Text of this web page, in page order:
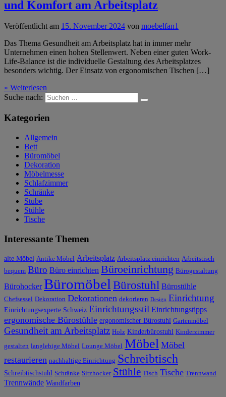
und Komfort am Arbeitsplatz
Veröffentlicht am 15. November 2024 von moebelfan1
Das Thema Gesundheit am Arbeitsplatz hat in immer mehr
Unternehmen einen hohen Stellenwert. Neben einer guten Work-
Life-Balance ist die individuelle Gestaltung des Arbeitsplatzes
besonders wichtig. Der Einsatz von ergonomischen Tischen […]
» Weiterlesen
Suche nach:
Kategorien
Allgemein
Bett
Büromöbel
Dekoration
Möbelmesse
Schlafzimmer
Schränke
Stube
Stühle
Tische
Interessante Themen
alte Möbel Antike Möbel Arbeitsplatz Arbeitsplatz einrichten Arbeitstisch
bequem Büro Büro einrichten Büroeinrichtung Bürogestaltung
Bürohocker Büromöbel Bürostuhl Bürostühle
Chefsessel Dekoration Dekorationen dekorieren Design Einrichtung
Einrichtungsexperte Schweiz Einrichtungsstil Einrichtungstipps
ergonomische Bürostühle ergonomischer Bürostuhl Gartenmöbel
Gesundheit am Arbeitsplatz Holz Kinderbürostuhl Kinderzimmer
gestalten langlebige Möbel Lounge Möbel Möbel Möbel
restaurieren nachhaltige Einrichtung Schreibtisch
Schreibtischstuhl Schränke Sitzhocker Stühle Tisch Tische Trennwand
Trennwände Wandfarben